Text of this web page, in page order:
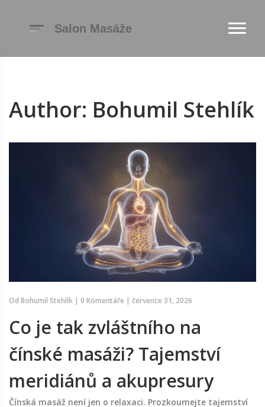
Author: Bohumil Stehlík
Od Bohumil Stehlík | 0 Komentáře | července 31, 2026
Co je tak zvláštního na
čínské masáži? Tajemství
meridiánů a akupresury
Čínská masáž není jen o relaxaci. Prozkoumejte tajemství